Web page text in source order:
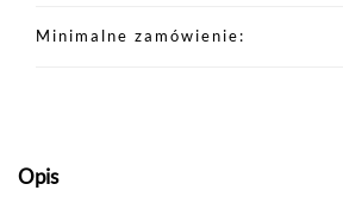
Minimalne zamówienie
Opis